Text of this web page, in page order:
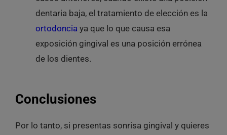
dentaria baja, el tratamiento de elección es la
ortodoncia ya que lo que causa esa
exposición gingival es una posición errónea
de los dientes.
Conclusiones
Por lo tanto, si presentas sonrisa gingival y quieres